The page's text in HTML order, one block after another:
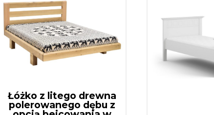
Łóżko z litego drewna
polerowanego dębu z